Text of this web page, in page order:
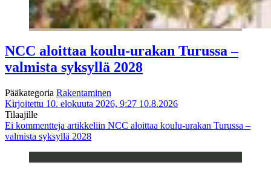
NCC aloittaa koulu-urakan Turussa –
valmista syksyllä 2028
Pääkategoria Rakentaminen
Kirjoitettu 10. elokuuta 2026, 9:27 10.8.2026
Tilaajille
Ei kommentteja artikkeliin NCC aloittaa koulu-urakan Turussa –
valmista syksyllä 2028